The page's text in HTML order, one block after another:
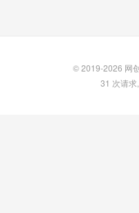
© 2019-2026 网
31 次请